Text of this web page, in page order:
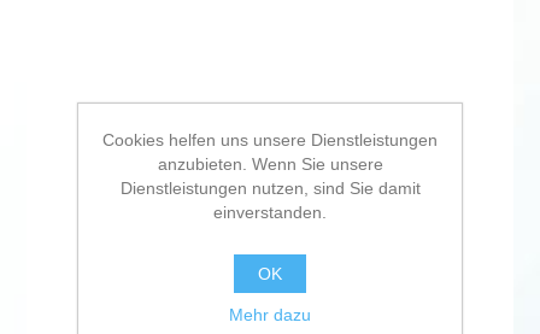
Cookies helfen uns unsere Dienstleistungen
anzubieten. Wenn Sie unsere
Dienstleistungen nutzen, sind Sie damit
einverstanden.
OK
Mehr dazu